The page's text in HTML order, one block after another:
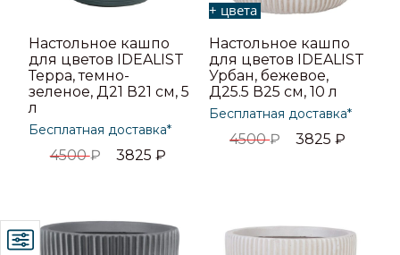
Настольное кашпо
для цветов IDEALIST
Терра, темно-
зеленое, Д21 В21 см, 5
л
Бесплатная доставка*
4500₽ 3825 ₽
+ цвета
Настольное кашпо
для цветов IDEALIST
Урбан, бежевое,
Д25.5 В25 см, 10 л
Бесплатная доставка*
4500₽ 3825₽